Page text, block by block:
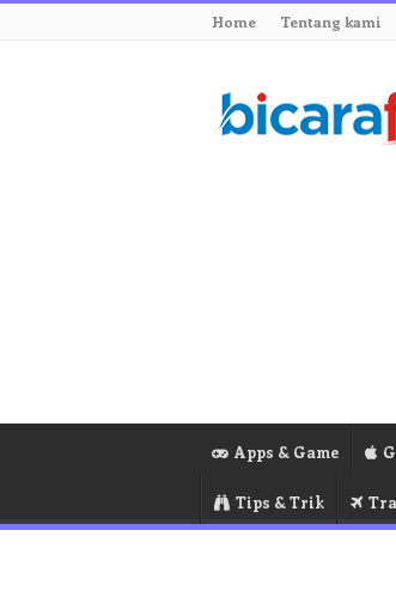
Home Tentang kami
Apps & Game
Tips & Trik